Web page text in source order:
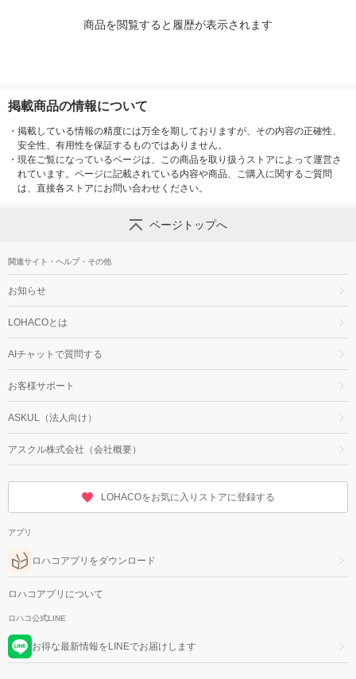
商品を閲覧すると履歴が表示されます
掲載商品の情報について
・ 掲載している情報の精度には万全を期しておりますが、その内容の正確性、
安全性、有用性を保証するものではありません。
・ 現在ご覧になっているページは、この商品を取り扱うストアによって運営さ
れています。ページに記載されている内容や商品、ご購入に関するご質問
は、直接各ストアにお問い合わせください。
ページトップへ
関連サイト・ヘルプ・その他
お知らせ
LOHACOとは
AIチャットで質問する
お客様サポート
ASKUL（法人向け）
アスクル株式会社（会社概要）
LOHACOをお気に入りストアに登録する
アプリ
ロハコアプリをダウンロード
ロハコアプリについて
ロハコ公式LINE
お得な最新情報をLINEでお届けします